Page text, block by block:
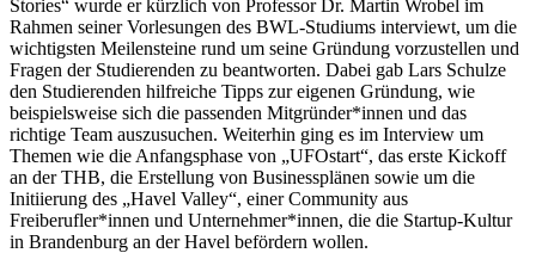
Stories“ wurde er kürzlich von Professor Dr. Martin Wrobel im
Rahmen seiner Vorlesungen des BWL-Studiums interviewt, um die
wichtigsten Meilensteine rund um seine Gründung vorzustellen und
Fragen der Studierenden zu beantworten. Dabei gab Lars Schulze
den Studierenden hilfreiche Tipps zur eigenen Gründung, wie
beispielsweise sich die passenden Mitgründer*innen und das
richtige Team auszusuchen. Weiterhin ging es im Interview um
Themen wie die Anfangsphase von „UFOstart“, das erste Kickoff
an der THB, die Erstellung von Businessplänen sowie um die
Initiierung des „Havel Valley“, einer Community aus
Freiberufler*innen und Unternehmer*innen, die die Startup-Kultur
in Brandenburg an der Havel befördern wollen.